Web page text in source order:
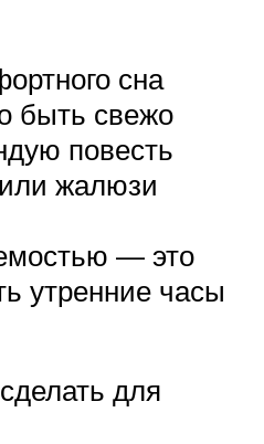
сна
быть свежо
повесть
жалюзи
— это
утренние часы
для